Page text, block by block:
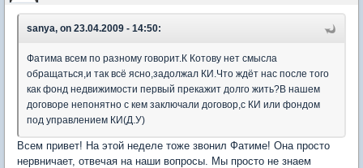
sanya, on 23.04.2009 - 14:50:
Фатима всем по разному говорит.К Котову нет смысла
обращаться,и так всё ясно,задолжал КИ.Что ждёт нас после того
как фонд недвижимости первый прекажит долго жить?В нашем
договоре непонятно с кем заключали договор,с КИ или фондом
под управлением КИ(Д.У)
Всем привет! На этой неделе тоже звонил Фатиме! Она просто
нервничает, отвечая на наши вопросы. Мы просто не знаем